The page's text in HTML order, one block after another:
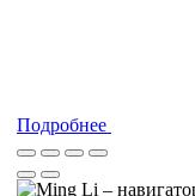
Подробнее